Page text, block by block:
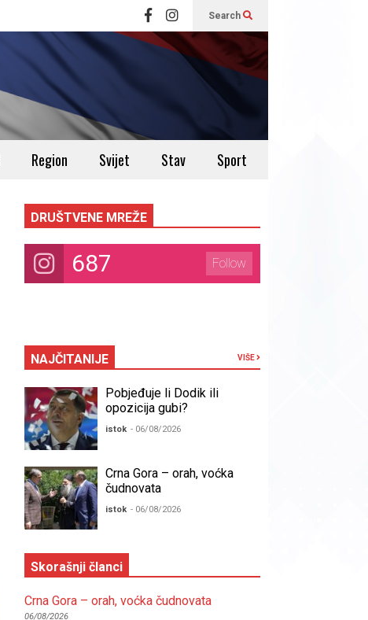
Search
Region Svijet Stav Sport
DRUŠTVENE MREŽE
687 Follow
NAJČITANIJE VIŠE
Pobjeđuje li Dodik ili
opozicija gubi?
istok - 06/08/2026
Crna Gora – orah, voćka
čudnovata
istok - 06/08/2026
Skorašnji članci
Crna Gora – orah, voćka čudnovata
06/08/2026